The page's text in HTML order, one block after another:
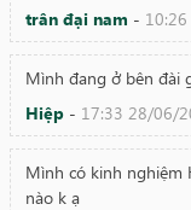
trân đại nam -
Mình đang ở bên đài
Hiệp - 17:33 28/06/
Mình có kinh nghiệm
nào k ạ